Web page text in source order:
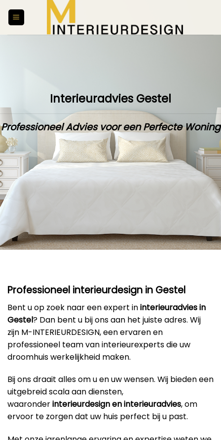
Interieuradvies Gestel
Professioneel Advies voor een Perfecte Woning
Professioneel interieurdesign in Gestel
Bent u op zoek naar een expert ininterieuradvies in
Gestel? Dan bent u bij ons aan het juiste adres. Wij
zijn M-INTERIEURDESIGN, een ervaren en
professioneel team van interieurexperts die uw
droomhuis werkelijkheid maken.
Bij ons draait alles om u en uw wensen. Wij bieden een
uitgebreid scala aan diensten,
waaronderinterieurdesign en interieuradvies, om
ervoor te zorgen dat uw huis perfect bij u past.